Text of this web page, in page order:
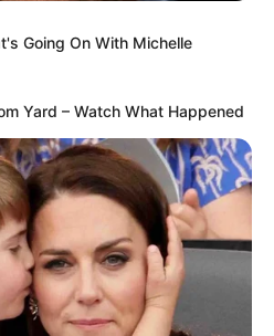
Going On With Michelle
Yard – Watch What Happened